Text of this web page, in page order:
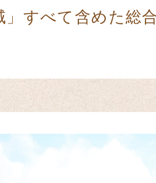
」すべて含めた総